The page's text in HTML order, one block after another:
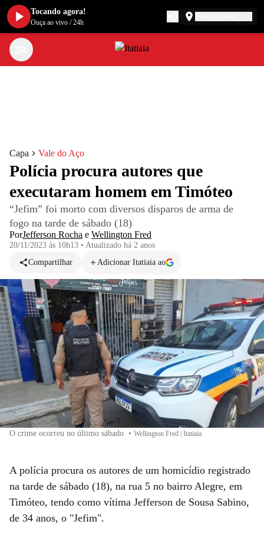
Capa Vale do Aço
Polícia procura autores que
executaram homem em Timóteo
“Jefim” foi morto com diversos disparos de arma de
fogo na tarde de sábado (18)
PorJefferson Rocha e Wellington Fred
20/11/2023 às 10h13 • Atualizado há 2 anos
Compartilhar
Adicionar Itatiaia ao
O crime ocorreu no último sábado • Wellington Fred | Itatiaia
A polícia procura os autores de um homicídio registrado
na tarde de sábado (18), na rua 5 no bairro Alegre, em
Timóteo, tendo como vítima Jefferson de Sousa Sabino,
de 34 anos, o "Jefim".
Tocando agora!
Ouça ao vivo /24h